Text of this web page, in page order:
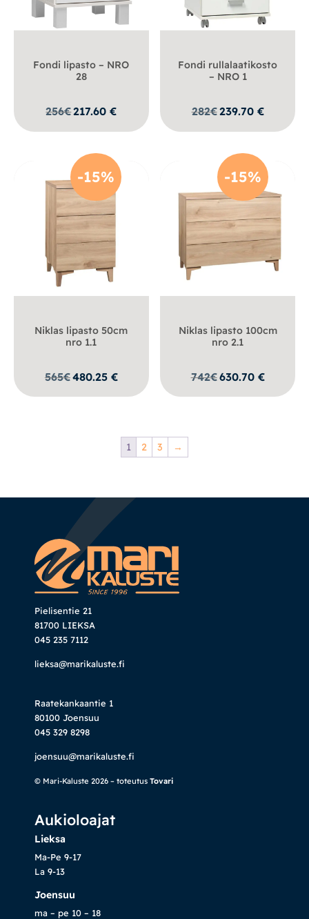
Fondi lipasto – NRO
28
256€217.60€
Fondi rullalaatikosto
– NRO 1
282€239.70 €
-15%
Niklas lipasto 50cm
nro 1.1
565€480.25 €
-15%
Niklas lipasto 100cm
nro 2.1
742€630.70 €
1 2 3 →
Pielisentie 21
81700 LIEKSA
045 235 7112
lieksa@marikaluste.fi
Raatekankaantie 1
80100 Joensuu
045 329 8298
joensuu@marikaluste.fi
© Mari-Kaluste 2026 – toteutus Tovari
Aukioloajat
Lieksa
Ma-Pe 9-17
La 9-13
Joensuu
ma – pe 10 – 18